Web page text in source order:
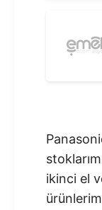
ikinci el